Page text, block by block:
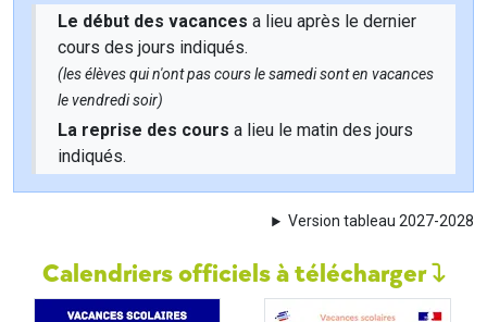
Le début des vacances a lieu après le dernier
cours des jours indiqués.
(les élèves qui n'ont pas cours le samedi sont en vacances
le vendredi soir)
La reprise des cours a lieu le matin des jours
indiqués.
Version tableau 2027-2028
Calendriers officiels à télécharger